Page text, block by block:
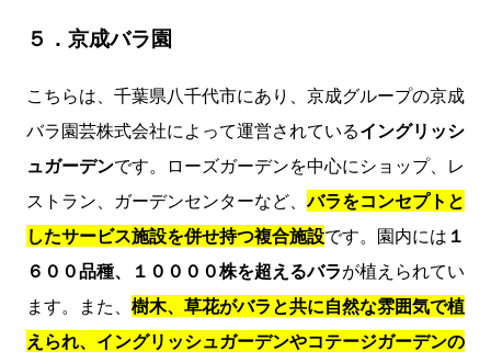
５．京成バラ園
こちらは、千葉県八千代市にあり、京成グループの京成
バラ園芸株式会社によって運営されているイングリッシ
ュガーデンです。ローズガーデンを中心にショップ、レ
ストラン、ガーデンセンターなど、バラをコンセプトと
したサービス施設を併せ持つ複合施設です。園内には １
６００品種、１００００株を超えるバラが植えられてい
ます。また、 樹木、草花がバラと共に自然な雰囲気で植
えられ、イングリッシュガーデンやコテージガーデンの